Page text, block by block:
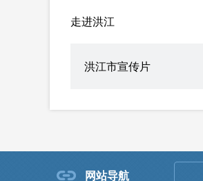
走进洪江
洪江市宣传片
网站导航